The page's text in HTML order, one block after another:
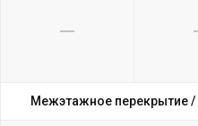
Межэтажное перекрытие /